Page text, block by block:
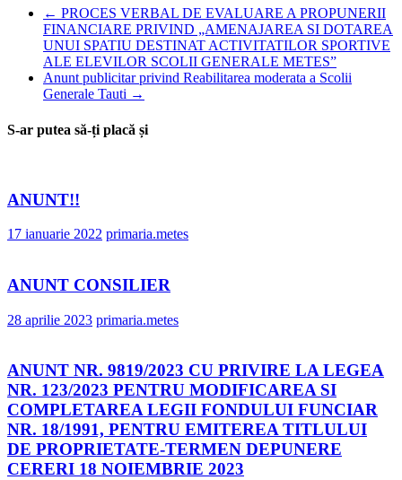
← PROCES VERBAL DE EVALUARE A PROPUNERII
FINANCIARE PRIVIND „AMENAJAREA SI DOTAREA
UNUI SPATIU DESTINAT ACTIVITATILOR SPORTIVE
ALE ELEVILOR SCOLII GENERALE METES”
Anunt publicitar privind Reabilitarea moderata a Scolii
Generale Tauti →
S-ar putea să-ți placă și
ANUNT!!
17 ianuarie 2022 primaria.metes
ANUNT CONSILIER
28 aprilie 2023 primaria.metes
ANUNT NR. 9819/2023 CU PRIVIRE LA LEGEA
NR. 123/2023 PENTRU MODIFICAREA SI
COMPLETAREA LEGII FONDULUI FUNCIAR
NR. 18/1991, PENTRU EMITEREA TITLULUI
DE PROPRIETATE-TERMEN DEPUNERE
CERERI 18 NOIEMBRIE 2023